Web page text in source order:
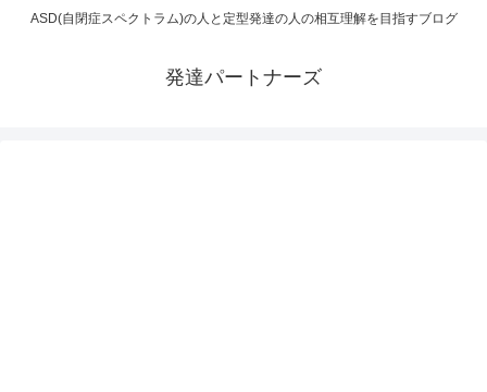
ASD(自閉症スペクトラム)の人と定型発達の人の相互理解を目指すブログ
発達パートナーズ